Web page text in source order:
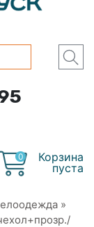
0
Корзина
пуста
»